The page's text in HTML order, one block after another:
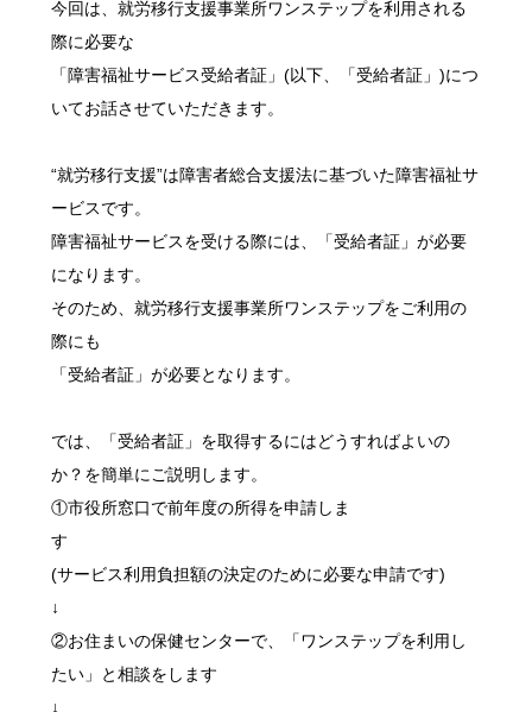
今回は、就労移行支援事業所ワンステップを利用される
際に必要な
「障害福祉サービス受給者証」(以下、「受給者証」)につ
いてお話させていただきます。
“就労移行支援”は障害者総合支援法に基づいた障害福祉サ
ービスです。
障害福祉サービスを受ける際には、「受給者証」が必要
になります。
そのため、就労移行支援事業所ワンステップをご利用の
際にも
「受給者証」が必要となります。
では、「受給者証」を取得するにはどうすればよいの
か？を簡単にご説明します。
①市役所窓口で前年度の所得を申請しま
(サービス利用負担額の決定のために必要な申請です)
↓
②お住まいの保健センターで、「ワンステップを利用し
たい」と相談をします
↓